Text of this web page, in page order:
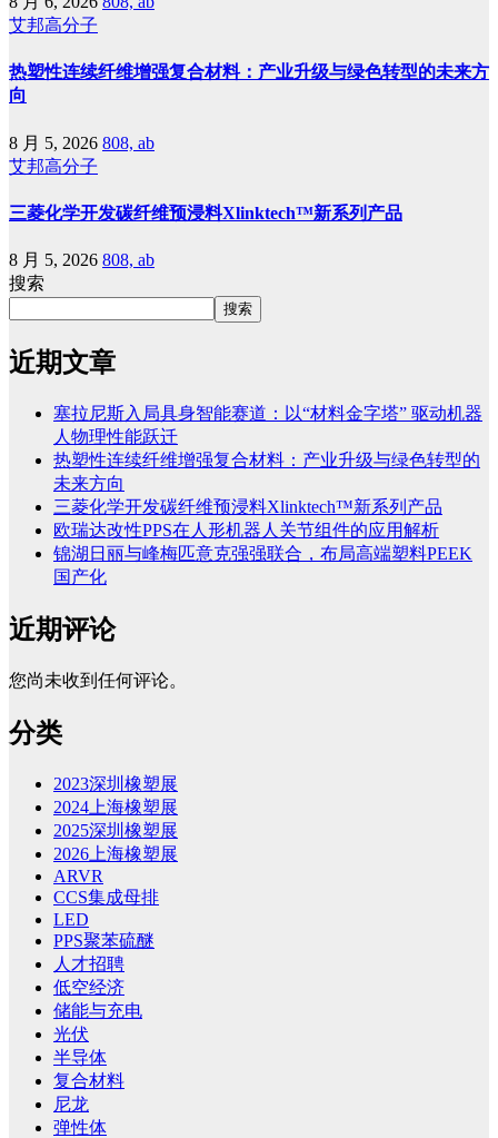
艾邦高分子
热塑性连续纤维增强复合材料：产业升级与绿色转型的未来方
向
8 月 5, 2026 808, ab
艾邦高分子
三菱化学开发碳纤维预浸料Xlinktech™新系列产品
8 月 5, 2026 808, ab
搜索
搜索
近期文章
塞拉尼斯入局具身智能赛道：以“材料金字塔” 驱动机器
人物理性能跃迁
热塑性连续纤维增强复合材料：产业升级与绿色转型的
未来方向
三菱化学开发碳纤维预浸料Xlinktech™新系列产品
欧瑞达改性PPS在人形机器人关节组件的应用解析
锦湖日丽与峰梅匹意克强强联合，布局高端塑料PEEK
国产化
近期评论
您尚未收到任何评论。
分类
2023深圳橡塑展
2024上海橡塑展
2025深圳橡塑展
2026上海橡塑展
ARVR
CCS集成母排
LED
PPS聚苯硫醚
人才招聘
低空经济
储能与充电
光伏
半导体
复合材料
尼龙
弹性体